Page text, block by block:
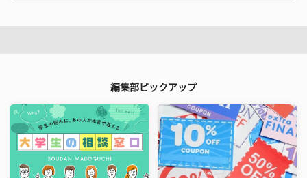
編集部ピックアップ